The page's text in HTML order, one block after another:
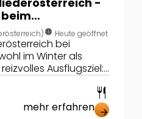
nest_clock_farsight_analog Heute geöffnet
bei
im Winter als
Ausflugsziel:
das ins Tal
tolle
auf kleine und
restaurant
mehr erfahren arrow_forward